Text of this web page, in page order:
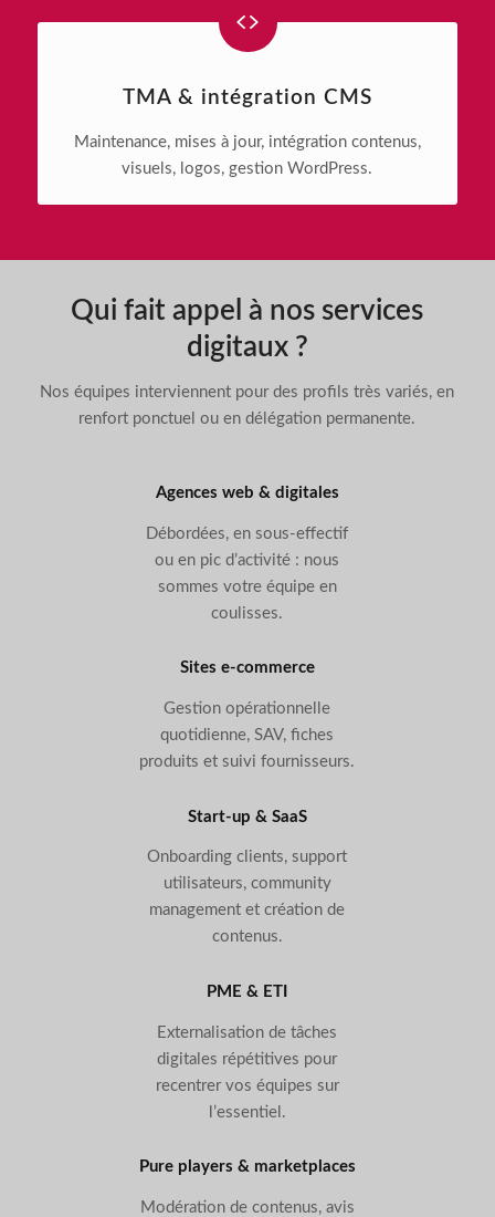
TMA & intégration CMS
Maintenance, mises à jour, intégration contenus,
visuels, logos, gestion WordPress.
Qui fait appel à nos services
digitaux ?
Nos équipes interviennent pour des profils très variés, en
renfort ponctuel ou en délégation permanente.
Agences web & digitales
Débordées, en sous-effectif
ou en pic d’activité : nous
sommes votre équipe en
coulisses.
Sites e-commerce
Gestion opérationnelle
quotidienne, SAV, fiches
produits et suivi fournisseurs.
Start-up & SaaS
Onboarding clients, support
utilisateurs, community
management et création de
contenus.
PME & ETI
Externalisation de tâches
digitales répétitives pour
recentrer vos équipes sur
l’essentiel.
Pure players & marketplaces
Modération de contenus, avis